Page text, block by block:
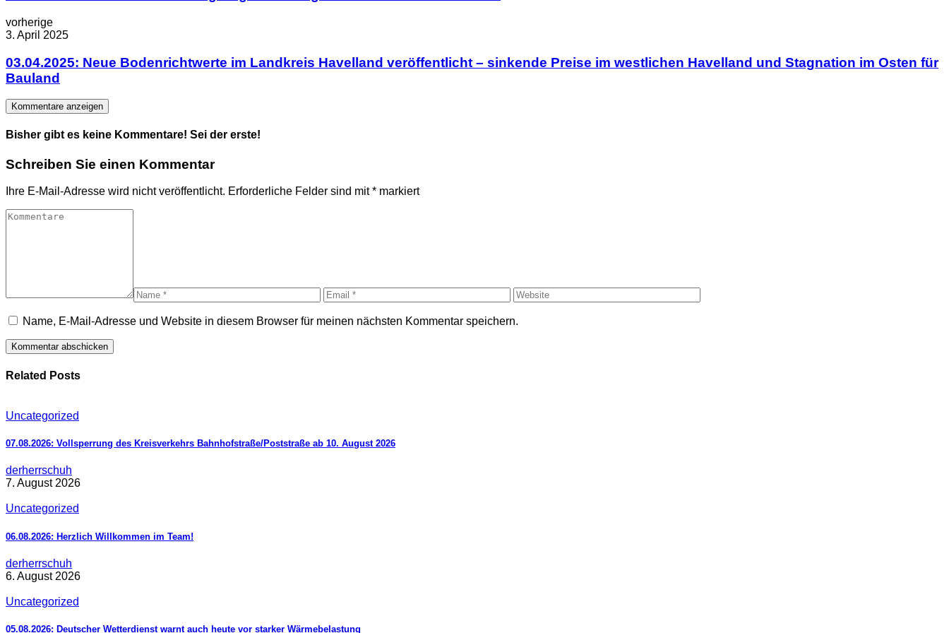
vorherige
3. April 2025
03.04.2025: Neue Bodenrichtwerte im Landkreis Havelland veröffentlicht – sinkende Preise im westlichen Havelland und Stagnation im Osten für
Bauland
Kommentare anzeigen
Bisher gibt es keine Kommentare! Sei der erste!
Schreiben Sie einen Kommentar
Ihre E-Mail-Adresse wird nicht veröffentlicht. Erforderliche Felder sind mit* markiert
Name, E-Mail-Adresse und Website in diesem Browser für meinen nächsten Kommentar speichern.
Related Posts
Uncategorized
07.08.2026: Vollsperrung des Kreisverkehrs Bahnhofstraße/Poststraße ab 10. August 2026
derherrschuh
7. August 2026
Uncategorized
06.08.2026: Herzlich Willkommen im Team!
derherrschuh
6. August 2026
Uncategorized
05.08.2026: Deutscher Wetterdienst warnt auch heute vor starker Wärmebelastung